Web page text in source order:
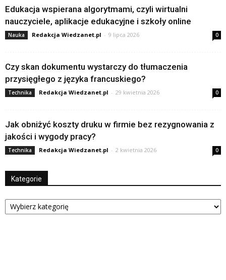
Edukacja wspierana algorytmami, czyli wirtualni
nauczyciele, aplikacje edukacyjne i szkoły online
Nauka Redakcja Wiedzanet.pl - 9 lipca 2026 0
Czy skan dokumentu wystarczy do tłumaczenia
przysięgłego z języka francuskiego?
Technika Redakcja Wiedzanet.pl - 29 kwietnia 2026 0
Jak obniżyć koszty druku w firmie bez rezygnowania z
jakości i wygody pracy?
Technika Redakcja Wiedzanet.pl - 2 kwietnia 2026 0
Kategorie
Kategorie